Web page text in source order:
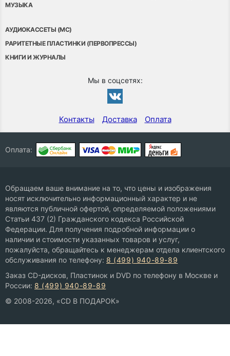
МУЗЫКА
АУДИОКАССЕТЫ (MC)
РАРИТЕТНЫЕ ПЛАСТИНКИ (ПЕРВОПРЕССЫ)
КНИГИ И ЖУРНАЛЫ
Мы в соцсетях:
Контакты Доставка Оплата
Оплата:
Обращаем ваше внимание на то, что цены и изображения
носят исключительно информационный характер и не
являются публичной офертой, определяемой положениями
Статьи 437 (2) Гражданского кодекса Российской
Федерации. Для получения подробной информации о
наличии и стоимости указанных товаров и услуг,
пожалуйста, обращайтесь к менеджерам отдела клиентского
обслуживания по телефону: 8 (499) 940-89-89
Заказ CD-дисков, Пластинок и DVD по телефону в Москве и
России: 8 (499) 940-89-89
© 2008-2026, «CD В ПОДАРОК»